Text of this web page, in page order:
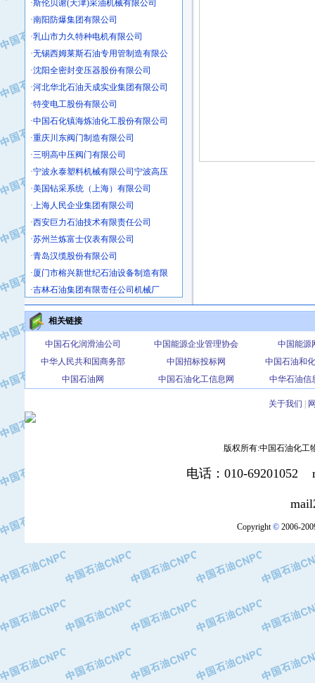
·南阳防爆集团有限公司
·乳山市力久特种电机有限公司
·无锡西姆莱斯石油专用管制造有限公
·沈阳全密封变压器股份有限公司
·河北华北石油天成实业集团有限公司
·特变电工股份有限公司
·中国石化镇海炼油化工股份有限公司
·重庆川东阀门制造有限公司
·三明高中压阀门有限公司
·宁波永泰塑料机械有限公司宁波高压
·美国钻采系统（上海）有限公司
·上海人民企业集团有限公司
·西安巨力石油技术有限责任公司
·苏州兰炼富士仪表有限公司
·青岛汉缆股份有限公司
·厦门市榕兴新世纪石油设备制造有限
·吉林石油集团有限责任公司机械厂
·大港油田集团中成机械制造有限公司
·承德司达石油装备开发公司
·大港油田集团中成机械制造有限公司
·四川明星电缆有限公司
·中国石油大庆石油化工总厂
·北京三盈联合石油技术有限公司
·北京长空工业有限公司
·河北保定天威集团特变电气有限公司
·中国石油抚顺石化公司
·中国石油辽阳石油化纤公司
·托肯恒山科技（广州）有限公司
·中国石油兰州石油化工公司
·大庆油田飞马有限公司
·大庆油田有限责任公司
·中国石油辽河油田分公司
相关链接
中国石化润滑油公司 中国能源企业管理协会
中国能源
中华人民共和国商务部
中国招标投标网
中国石油和
中国石油网
中国石油化工信息网 中华石油信
关于我们
版权所有:中国石油化工
电话：010-69201052
Copyright©2006-